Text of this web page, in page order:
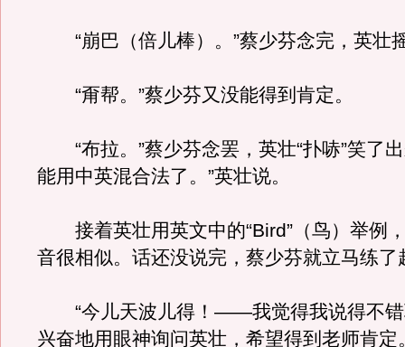
“崩巴（倍儿棒）。”蔡少芬念完，英壮
“甭帮。”蔡少芬又没能得到肯定。
“布拉。”蔡少芬念罢，英壮“扑哧”笑了出
能用中英混合法了。”英壮说。
接着英壮用英文中的“Bird”（鸟）举例
音很相似。话还没说完，蔡少芬就立马练了
“今儿天波儿得！——我觉得我说得不错
兴奋地用眼神询问英壮，希望得到老师肯定